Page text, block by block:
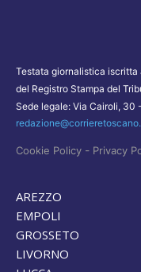
Testata giornalistica iscritta
del Registro Stampa del
Sede legale: Via Cairoli, 30
Cookie Policy - Privacy
AREZZO
EMPOLI
GROSSETO
LIVORNO